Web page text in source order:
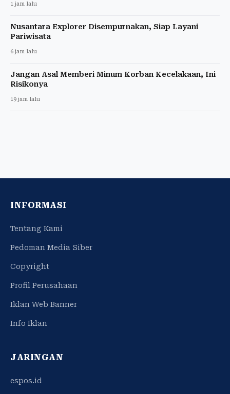
1 jam lalu
Nusantara Explorer Disempurnakan, Siap Layani
Pariwisata
6 jam lalu
Jangan Asal Memberi Minum Korban Kecelakaan, Ini
Risikonya
19 jam lalu
INFORMASI
Tentang Kami
Pedoman Media Siber
Copyright
Profil Perusahaan
Iklan Web Banner
Info Iklan
JARINGAN
espos.id